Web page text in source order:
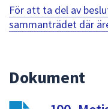
För att ta del av
sammanträdet där
Dokument